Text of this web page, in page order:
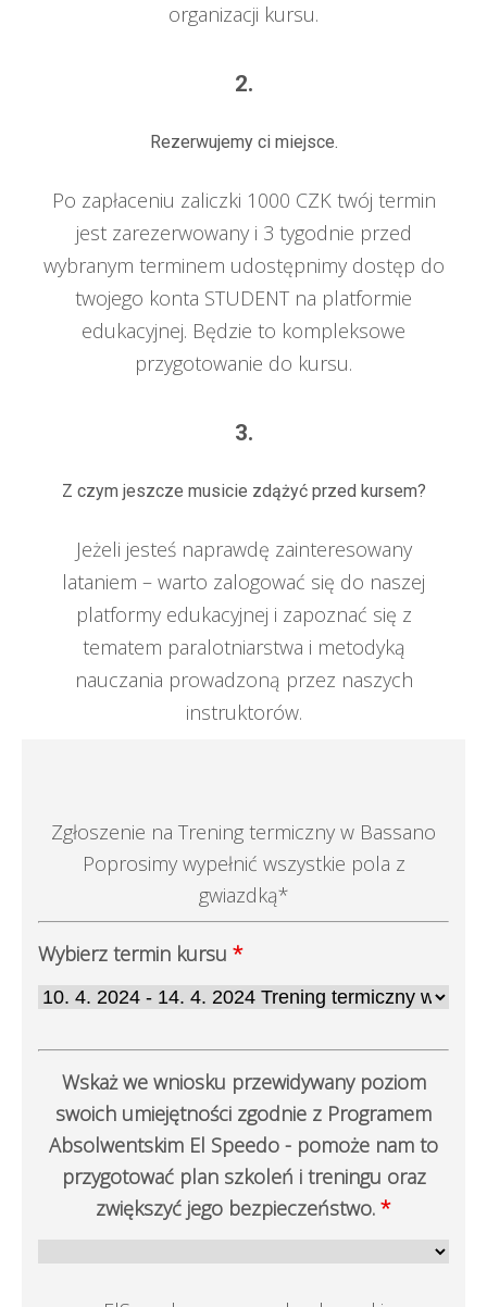
organizacji kursu.
2.
Rezerwujemy ci miejsce.
Po zapłaceniu zaliczki 1000 CZK twój termin
jest zarezerwowany i 3 tygodnie przed
wybranym terminem udostępnimy dostęp do
twojego konta STUDENT na platformie
edukacyjnej. Będzie to kompleksowe
przygotowanie do kursu.
3.
Z czym jeszcze musicie zdążyć przed kursem?
Jeżeli jesteś naprawdę zainteresowany
lataniem – warto zalogować się do naszej
platformy edukacyjnej i zapoznać się z
tematem paralotniarstwa i metodyką
nauczania prowadzoną przez naszych
instruktorów.
Zgłoszenie na Trening termiczny w Bassano
Poprosimy wypełnić wszystkie pola z
gwiazdką*
Wybierz termin kursu *
Wskaż we wniosku przewidywany poziom
swoich umiejętności zgodnie z Programem
Absolwentskim El Speedo - pomoże nam to
przygotować plan szkoleń i treningu oraz
zwiększyć jego bezpieczeństwo. *